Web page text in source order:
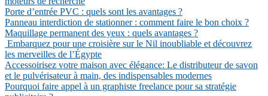
Porte d’entrée PVC : quels sont les avantages ?
Panneau interdiction de stationner : comment faire le bon choix ?
Maquillage permanent des yeux : quels avantages ?
Embarquez pour une croisière sur le Nil inoubliable et découvrez
les merveilles de l’Égypte
Accessoirisez votre maison avec élégance: Le distributeur de savon
et le pulvérisateur à main, des indispensables modernes
Pourquoi faire appel à un graphiste freelance pour sa stratégie